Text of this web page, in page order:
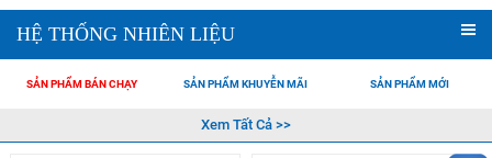
HỆ THỐNG NHIÊN LIỆU
SẢN PHẨM BÁN CHẠY SẢN PHẨM KHUYỄN MÃI SẢN PHẨM MỚI
Xem Tất Cả >>